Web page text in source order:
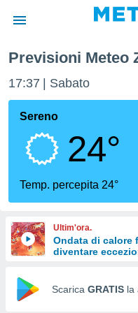
di
per
le
di
Web
Previsioni Meteo
17:37 Sabato
Sereno
24°
Temp. percepita 24°
Ultim'ora.
Ondata di calore
diventare
Scarica GRATIS la